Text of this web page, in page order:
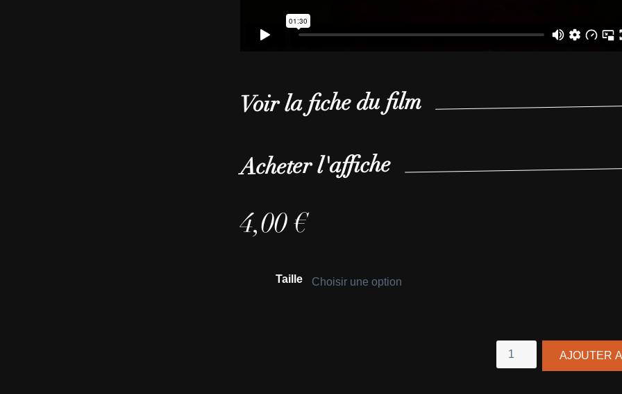
Voir la fiche du film
Acheter l'affiche
4,00€
Taille
de
AJOUTER